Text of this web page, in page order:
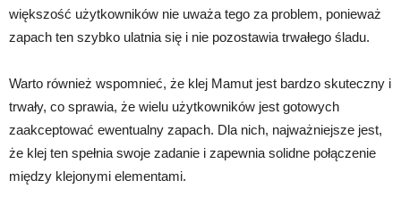
większość użytkowników nie uważa tego za problem, ponieważ
zapach ten szybko ulatnia się i nie pozostawia trwałego śladu.
Warto również wspomnieć, że klej Mamut jest bardzo skuteczny i
trwały, co sprawia, że wielu użytkowników jest gotowych
zaakceptować ewentualny zapach. Dla nich, najważniejsze jest,
że klej ten spełnia swoje zadanie i zapewnia solidne połączenie
między klejonymi elementami.